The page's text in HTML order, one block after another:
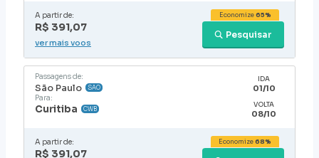
A partir de:
R$ 391,07
Pesquisar
Economize65%
ver mais voos
Passagens de:
São Paulo SAO
Para:
Curitiba CWB
IDA
01/10
VOLTA
08/10
A partir de:
R$ 391,07
Economize68%